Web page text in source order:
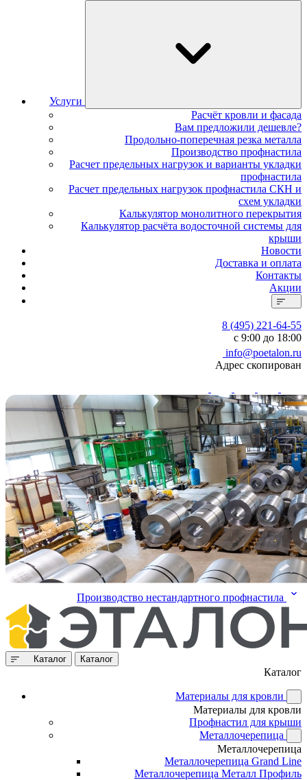
Услуги
Расчёт кровли и фасада
Вам предложили дешевле?
Продольно-поперечная резка металла
Производство профнастила
Расчет предельных нагрузок и варианты укладки
профнастила
Расчет предельных нагрузок профнастила СКН и
схем укладки
Калькулятор монолитного перекрытия
Калькулятор расчёта водосточной системы для
крыши
Новости
Доставка и оплата
Контакты
Акции
8 (495) 221-64-55
с 9:00 до 18:00
info@poetalon.ru
Адрес скопирован
Производство нестандартного профнастила
Каталог Каталог
Каталог
Материалы для кровли
Материалы для кровли
Профнастил для крыши
Металлочерепица
Металлочерепица
Металлочерепица Grand Line
Металлочерепица Металл Профиль